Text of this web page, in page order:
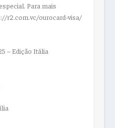
Para mais
r2.com.vc/ourocard-visa/
– Edição Itália